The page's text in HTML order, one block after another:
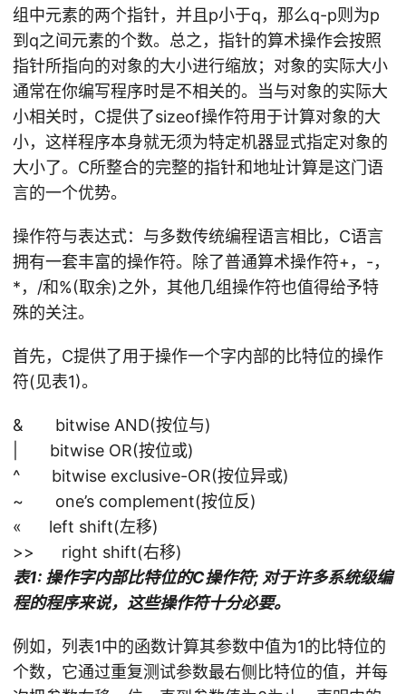
组中元素的两个指针，并且p小于q，那么q-p则为p
到q之间元素的个数。总之，指针的算术操作会按照
指针所指向的对象的大小进行缩放；对象的实际大小
通常在你编写程序时是不相关的。当与对象的实际大
小相关时，C提供了sizeof操作符用于计算对象的大
小，这样程序本身就无须为特定机器显式指定对象的
大小了。C所整合的完整的指针和地址计算是这门语
言的一个优势。
操作符与表达式：与多数传统编程语言相比，C语言
拥有一套丰富的操作符。除了普通算术操作符+，-，
*，/和%(取余)之外，其他几组操作符也值得给予特
殊的关注。
首先，C提供了用于操作一个字内部的比特位的操作
符(见表1)。
& bitwise AND(按位与)
| bitwise OR(按位或)
^ bitwise exclusive-OR(按位异或)
~ one’s complement(按位反)
« left shift(左移)
>> right shift(右移)
表1: 操作字内部比特位的C操作符; 对于许多系统级编
程的程序来说，这些操作符十分必要。
例如，列表1中的函数计算其参数中值为1的比特位的
个数，它通过重复测试参数最右侧比特位的值，并每